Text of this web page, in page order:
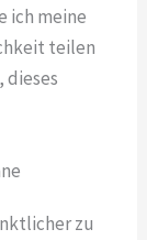
ich meine
teilen
dieses
zu